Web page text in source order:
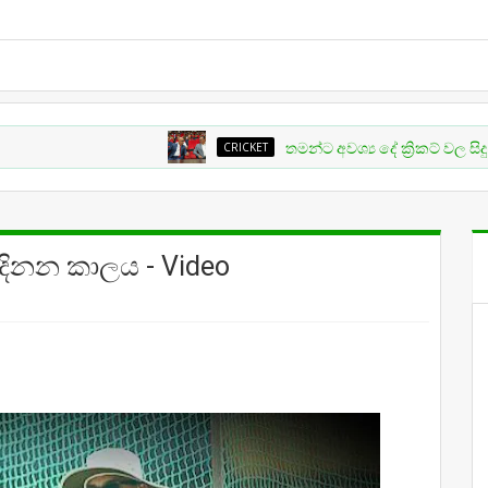
CRICKET තමන්ට අවශ්‍ය දේ ක්‍රිකට් වල සිදු නොවීම
කාලය - Video